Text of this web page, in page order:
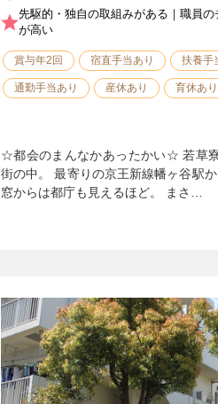
先駆的・独自の取組みがある｜職員
が高い
賞与年2回 宿直手当あり 扶養手
通勤手当あり 産休あり 育休あり
☆都会のまんなかあったかい☆ 若草
街の中。 最寄りの京王新線幡ヶ谷駅
窓からは都庁も見えるほど。 まさ…